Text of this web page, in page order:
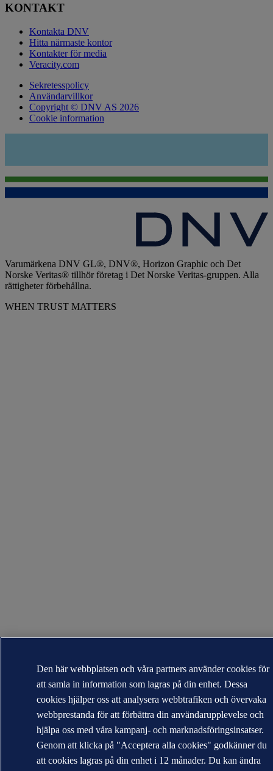
KONTAKT
Kontakta DNV
Hitta närmaste kontor
Kontakter för media
Veracity.com
Sekretesspolicy
Användarvillkor
Copyright © DNV AS 2026
Cookie information
Varumärkena DNV GL®, DNV®, Horizon Graphic och Det
Norske Veritas® tillhör företag i Det Norske Veritas-gruppen. Alla
rättigheter förbehållna.
WHEN TRUST MATTERS
Den här webbplatsen och våra partners använder cookies för
att samla in information som lagras på din enhet. Dessa
cookies hjälper oss att analysera webbtrafiken och övervaka
webbprestanda för att förbättra din användarupplevelse och
hjälpa oss med våra kampanj- och marknadsföringsinsatser.
Genom att klicka på "Acceptera alla cookies" godkänner du
att cookies lagras på din enhet i 12 månader. Du kan ändra